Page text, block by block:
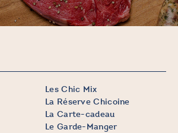
Les Chic Mix
La Réserve Chicoine
La Carte-cadeau
Le Garde-Manger